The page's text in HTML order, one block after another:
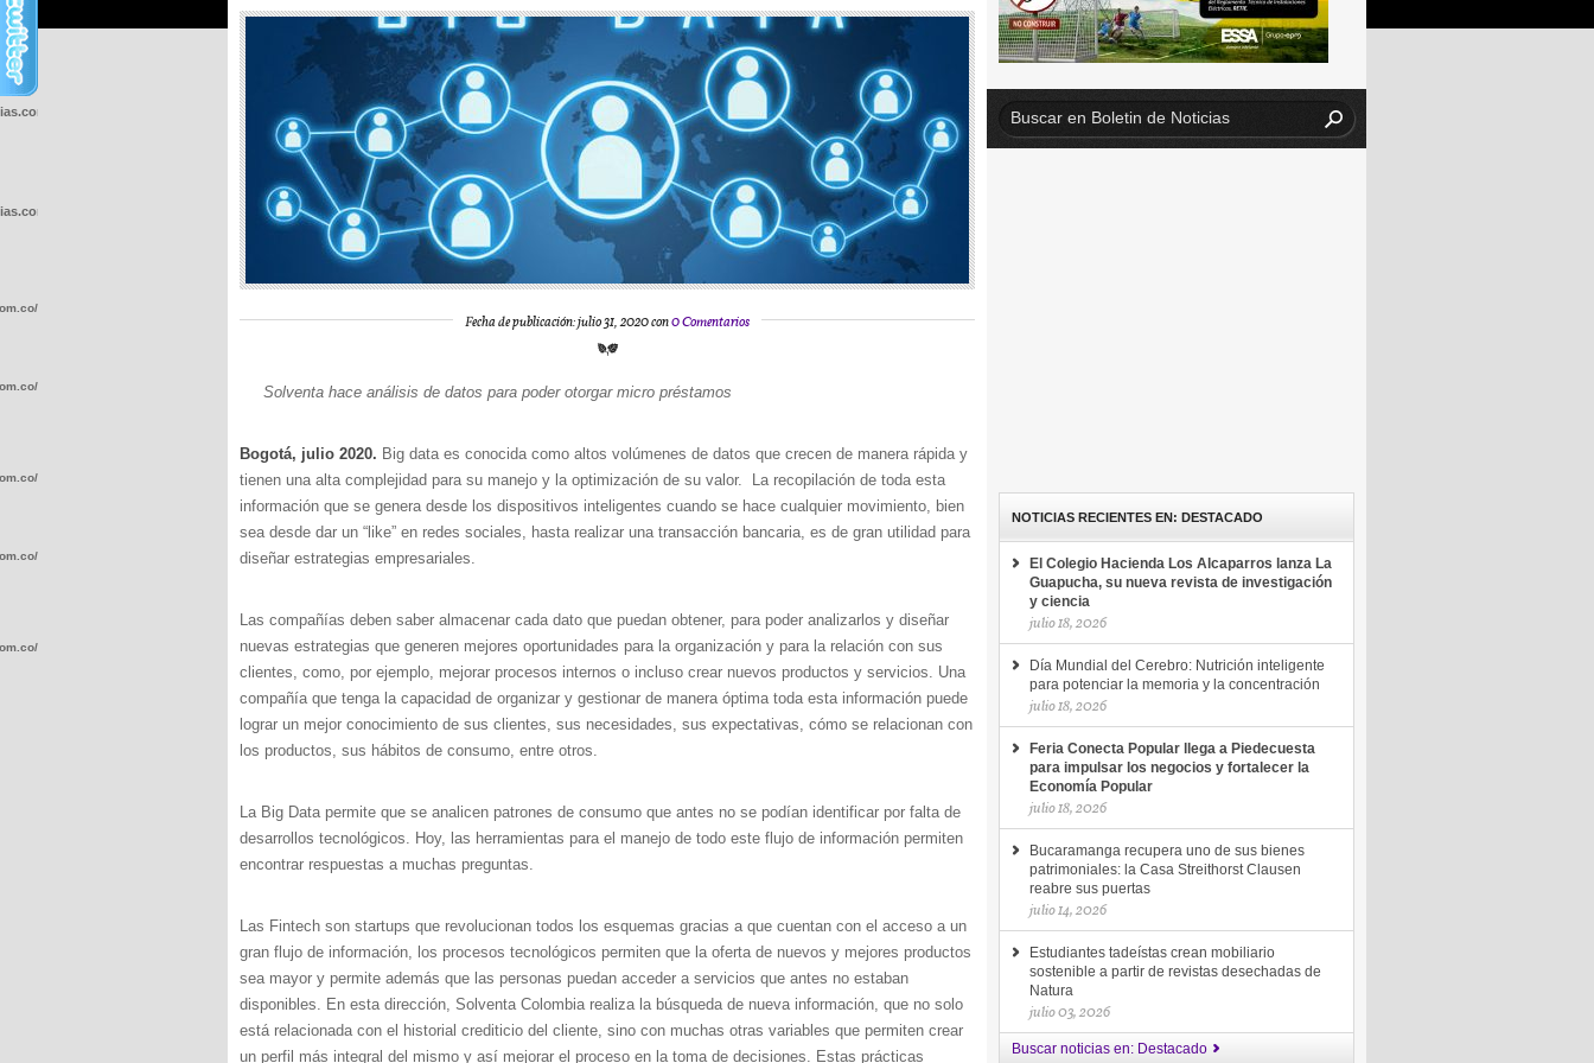
Fecha de publicación: julio 31, 2020 con0 Comentarios
Solventa hace análisis de datos para poder otorgar micro préstamos
Bogotá, julio 2020. Big data es conocida como altos volúmenes de datos que crecen de manera rápida y
tienen una alta complejidad para su manejo y la optimización de su valor. La recopilación de toda esta
información que se genera desde los dispositivos inteligentes cuando se hace cualquier movimiento, bien
sea desde dar un “like” en redes sociales, hasta realizar una transacción bancaria, es de gran utilidad para
diseñar estrategias empresariales.
Las compañías deben saber almacenar cada dato que puedan obtener, para poder analizarlos y diseñar
nuevas estrategias que generen mejores oportunidades para la organización y para la relación con sus
clientes, como, por ejemplo, mejorar procesos internos o incluso crear nuevos productos y servicios. Una
compañía que tenga la capacidad de organizar y gestionar de manera óptima toda esta información puede
lograr un mejor conocimiento de sus clientes, sus necesidades, sus expectativas, cómo se relacionan con
los productos, sus hábitos de consumo, entre otros.
La Big Data permite que se analicen patrones de consumo que antes no se podían identificar por falta de
desarrollos tecnológicos. Hoy, las herramientas para el manejo de todo este flujo de información permiten
encontrar respuestas a muchas preguntas.
Las Fintech son startups que revolucionan todos los esquemas gracias a que cuentan con el acceso a un
gran flujo de información, los procesos tecnológicos permiten que la oferta de nuevos y mejores productos
sea mayor y permite además que las personas puedan acceder a servicios que antes no estaban
disponibles. En esta dirección, Solventa Colombia realiza la búsqueda de nueva información, que no solo
está relacionada con el historial crediticio del cliente, sino con muchas otras variables que permiten crear
un perfil más integral del mismo y así mejorar el proceso en la toma de decisiones. Estas prácticas
NOTICIAS RECIENTES EN: DESTACADO
El Colegio Hacienda Los Alcaparros lanza La
Guapucha, su nueva revista de investigación
y ciencia
julio 18, 2026
Día Mundial del Cerebro: Nutrición inteligente
para potenciar la memoria y la concentración
julio 18, 2026
Feria Conecta Popular llega a Piedecuesta
para impulsar los negocios y fortalecer la
Economía Popular
julio 18, 2026
Bucaramanga recupera uno de sus bienes
patrimoniales: la Casa Streithorst Clausen
reabre sus puertas
julio 14, 2026
Estudiantes tadeístas crean mobiliario
sostenible a partir de revistas desechadas de
Natura
julio 03, 2026
Buscar noticias en: Destacado
wp-
wp-
wp-
wp-
wp-
wp-
wp-